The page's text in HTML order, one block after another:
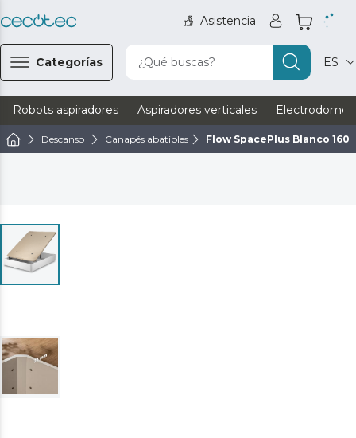
Asistencia
Categorías ¿Qué buscas? ES
Robots aspiradores Aspiradores verticales
Descanso Canapés abatibles Flow SpacePlus Blanco